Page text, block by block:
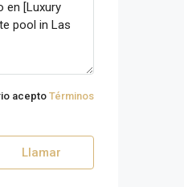
acepto Términos
Llamar